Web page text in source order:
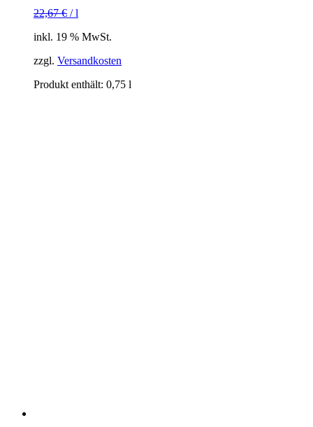
22,67€ /l
inkl. 19 % MwSt.
zzgl. Versandkosten
Produkt enthält: 0,75 l